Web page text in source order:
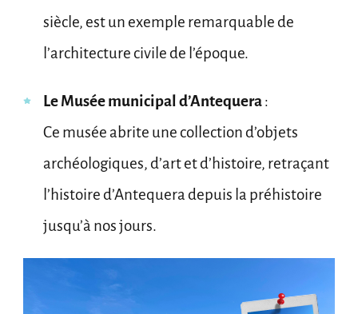
siècle, est un exemple remarquable de
l’architecture civile de l’époque.
Le Musée municipal d’Antequera:
Ce musée abrite une collection d’objets
archéologiques, d’art et d’histoire, retraçant
l’histoire d’Antequera depuis la préhistoire
jusqu’à nos jours.